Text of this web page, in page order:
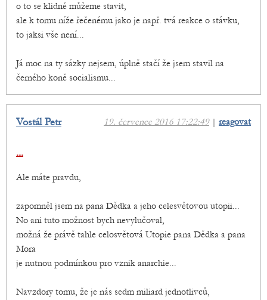
o to se klidně můžeme stavit,
ale k tomu níže řečenému jako je např. tvá reakce o stávku,
to jaksi vše není...
Já moc na ty sázky nejsem, úplně stačí že jsem stavil na
černého koně socialismu...
19. července 2016 17:22:49| reagovat
Vostál Petr
...
Ale máte pravdu,
zapomněl jsem na pana Dědka a jeho celesvětovou utopii...
No ani tuto možnost bych nevylučoval,
možná že právě tahle celosvětová Utopie pana Dědka a pana
Mora
je nutnou podmínkou pro vznik anarchie...
Navzdory tomu, že je nás sedm miliard jednotlivců,